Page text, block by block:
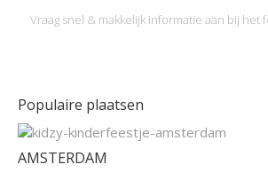
Vraag snel & makkelijk informatie aan bij het
Populaire plaatsen
AMSTERDAM